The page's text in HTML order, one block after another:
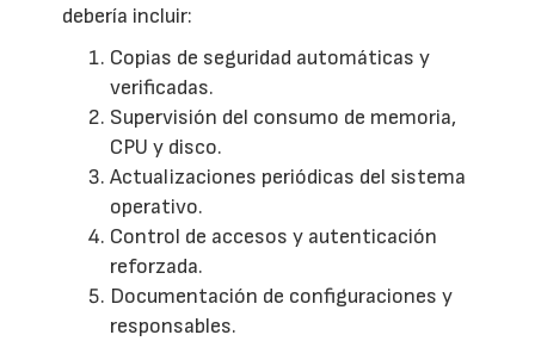
debería incluir:
Copias de seguridad automáticas y
verificadas.
Supervisión del consumo de memoria,
CPU y disco.
Actualizaciones periódicas del sistema
operativo.
Control de accesos y autenticación
reforzada.
Documentación de configuraciones y
responsables.